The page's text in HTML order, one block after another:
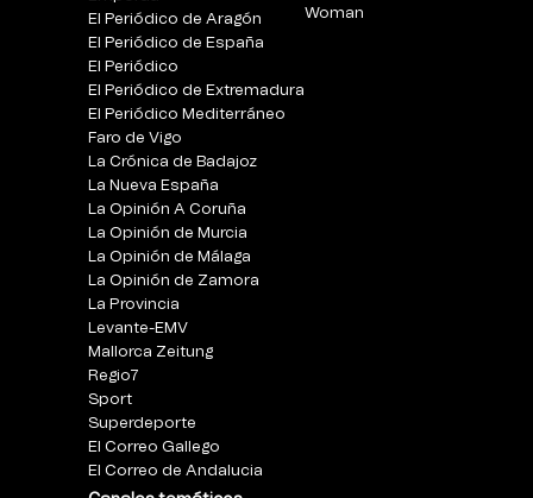
El Periódico de Aragón
El Periódico de España
El Periódico
El Periódico de Extremadura
El Periódico Mediterráneo
Faro de Vigo
La Crónica de Badajoz
La Nueva España
La Opinión A Coruña
La Opinión de Murcia
La Opinión de Málaga
La Opinión de Zamora
La Provincia
Levante-EMV
Mallorca Zeitung
Regio7
Sport
Superdeporte
El Correo Gallego
El Correo de Andalucia
Woman